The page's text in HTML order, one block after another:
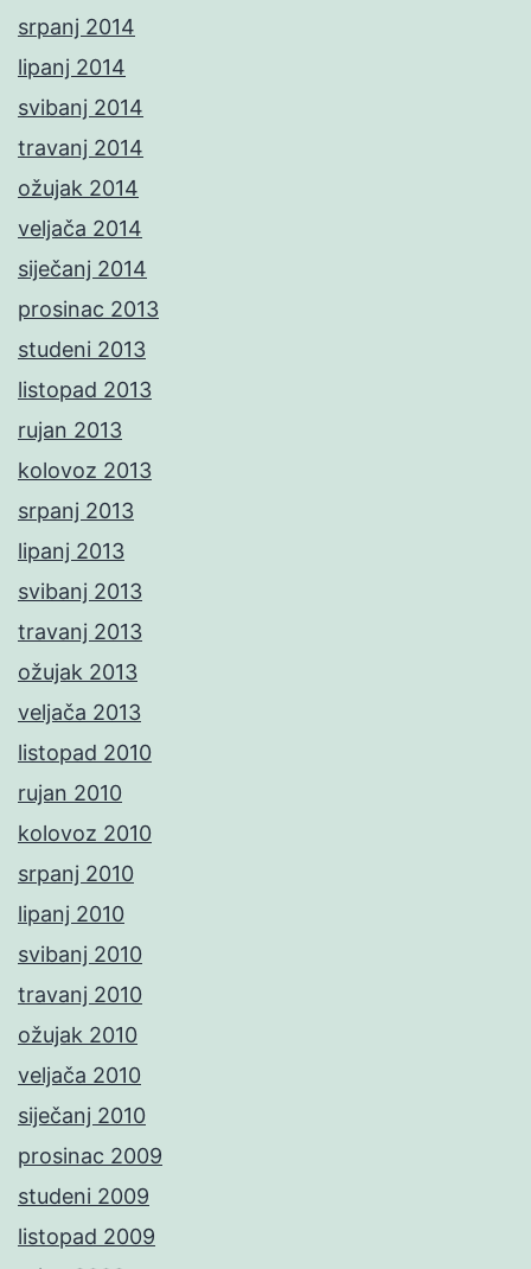
srpanj 2014
lipanj 2014
svibanj 2014
travanj 2014
ožujak 2014
veljača 2014
siječanj 2014
prosinac 2013
studeni 2013
listopad 2013
rujan 2013
kolovoz 2013
srpanj 2013
lipanj 2013
svibanj 2013
travanj 2013
ožujak 2013
veljača 2013
listopad 2010
rujan 2010
kolovoz 2010
srpanj 2010
lipanj 2010
svibanj 2010
travanj 2010
ožujak 2010
veljača 2010
siječanj 2010
prosinac 2009
studeni 2009
listopad 2009